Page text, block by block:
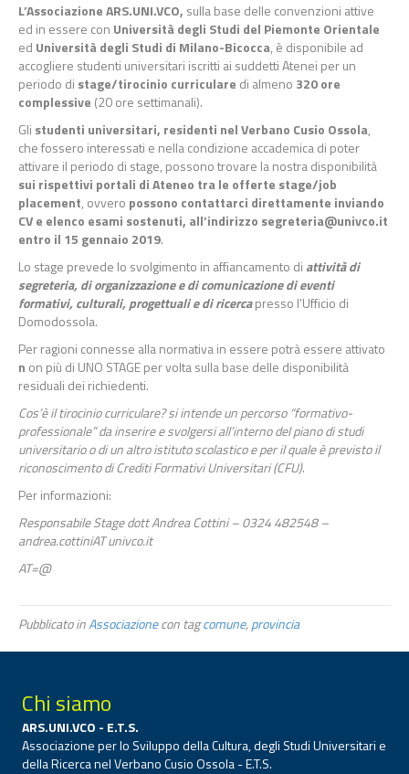
L’Associazione ARS.UNI.VCO, sulla base delle convenzioni attive
ed in essere con Università degli Studi del Piemonte Orientale
ed Università degli Studi di Milano-Bicocca, è disponibile ad
accogliere studenti universitari iscritti ai suddetti Atenei per un
periodo di stage/tirocinio curriculare di almeno 320 ore
complessive (20 ore settimanali).
Gli studenti universitari, residenti nel Verbano Cusio Ossola,
che fossero interessati e nella condizione accademica di poter
attivare il periodo di stage, possono trovare la nostra disponibilità
sui rispettivi portali di Ateneo tra le offerte stage/job
placement, ovvero possono contattarci direttamente inviando
CV e elenco esami sostenuti, all’indirizzo segreteria@univco.it
entro il 15 gennaio 2019.
Lo stage prevede lo svolgimento in affiancamento di attività di
segreteria, di organizzazione e di comunicazione di eventi
formativi, culturali, progettuali e di ricercapresso l’Ufficio di
Domodossola.
Per ragioni connesse alla normativa in essere potrà essere attivato
n on più di UNO STAGE per volta sulla base delle disponibilità
residuali dei richiedenti.
Cos’è il tirocinio curriculare? si intende un percorso “formativo-
professionale” da inserire e svolgersi all’interno del piano di studi
universitario o di un altro istituto scolastico e per il quale è previsto il
riconoscimento di Crediti Formativi Universitari (CFU).
Per informazioni:
Responsabile Stage dott Andrea Cottini – 0324 482548 –
andrea.cottiniAT univco.it
AT=@
Pubblicato inAssociazionecon tagcomune,provincia
Chi siamo
ARS.UNI.VCO - E.T.S.
Associazione per lo Sviluppo della Cultura, degli Studi Universitari e
della Ricerca nel Verbano Cusio Ossola - E.T.S.